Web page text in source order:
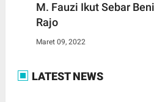
M. Fauzi Ikut Sebar
Rajo
Maret 09, 2022
LATEST NEWS